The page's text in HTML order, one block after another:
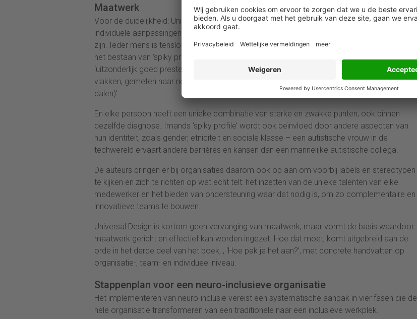
Maatwerk
Voor de duidelijkheid: Universal Design is geen eindoplossing maar een fundament waarop
individuele aanpassingen kunnen worden gebouwd. Want natuurlijk kunnen die ook nodig
zijn. Ieder mens is tenslotte uniek, ook ieder neurodivergent mens. De auteurs onderkennen
het bestaan van ‘spiky profiles’, dat wil zeggen dat neurodivergente personen vaak
‘uitzonderlijk goed presteren op bepaalde gebieden (de pieken), terwijl ze op andere
vlakken, gemeten naar neurotypische standaarden, aanzienlijke uitdagingen ervaren (de
dalen)’.
En elke persoon heeft een unieke combinatie van sterke en zwakke punten, ook binnen
dezelfde diagnose. Imands ‘spiky profile’ wordt ook beïnvloed door andere aspecten van
hun identiteit, zoals gender, etniciteit en sociale klasse – een autistische vrouw in de
techwereld ervaart andere barrières en kansen dan een mannelijke autistische collega.
De auteurs dringen er bij organisaties daarom ook op aan om voorbij labels en stereotypen
te kijken en zich te richten op wat echt telt: het inzetten van de unieke talenten van elke
medewerker en het bieden van ondersteuning waar dat nodig is, om zo complementaire en
innovatieve teams te bouwen.
Universal Design is kortom geen vervanging van maatwerk, maar vormt de basis waardoor
maatwerk gericht en effectief kan worden ingezet. Hoe dat moet, komt uitgebreid aan de
orde in het derde deel van het boek, , ‘Hoe pak je het aan?’, met concrete handvatten op
organisatie-, team- en individueel niveau.
Stappenplan voor een neuro-inclusieve organisatie
Het implementeren van neuro-inclusie vereist een systematische aanpak in vier fasen die de
hele organisatie transformeren van een traditionele naar een inclusieve werkplek.